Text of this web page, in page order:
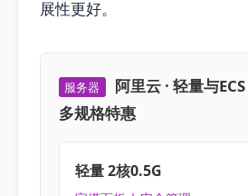
展性更好。
服务器
阿里云 · 轻量与ECS
多规格特惠
轻量 2核0.5G